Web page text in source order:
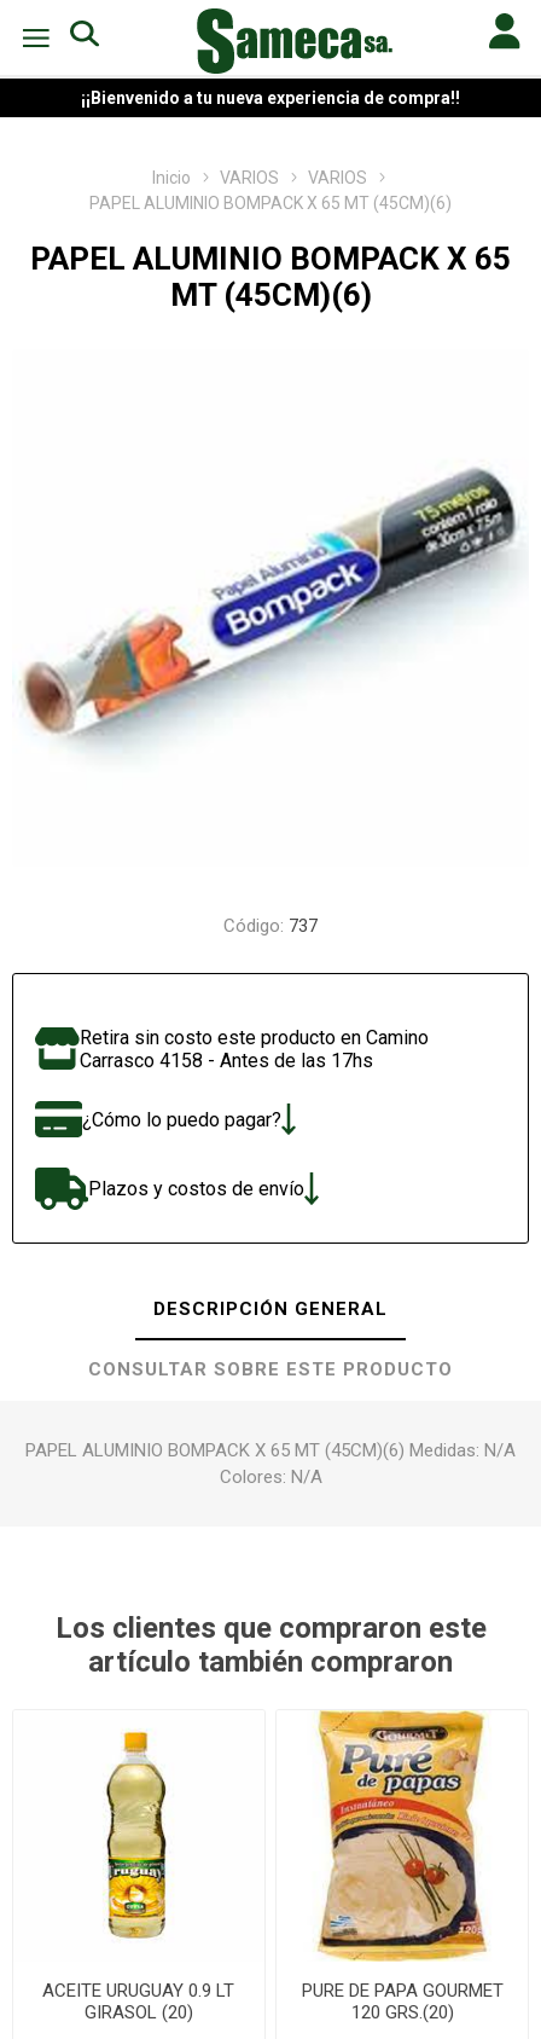
¡¡Bienvenido a tu nueva experiencia de compra!!
Inicio VARIOS
VARIOS
PAPEL ALUMINIO BOMPACK X 65 MT (45CM)(6)
PAPEL ALUMINIO BOMPACK X 65
MT (45CM)(6)
Código: 737
Retira sin costo este producto en Camino
Carrasco 4158 - Antes de las 17hs
¿Cómo lo puedo pagar?
Plazos y costos de envío
DESCRIPCIÓN GENERAL
CONSULTAR SOBRE ESTE PRODUCTO
PAPEL ALUMINIO BOMPACK X 65 MT (45CM)(6) Medidas: N/A
Colores: N/A
Los clientes que compraron este
artículo también compraron
ACEITE URUGUAY 0.9 LT
GIRASOL (20)
PURE DE PAPA GOURMET
120 GRS.(20)